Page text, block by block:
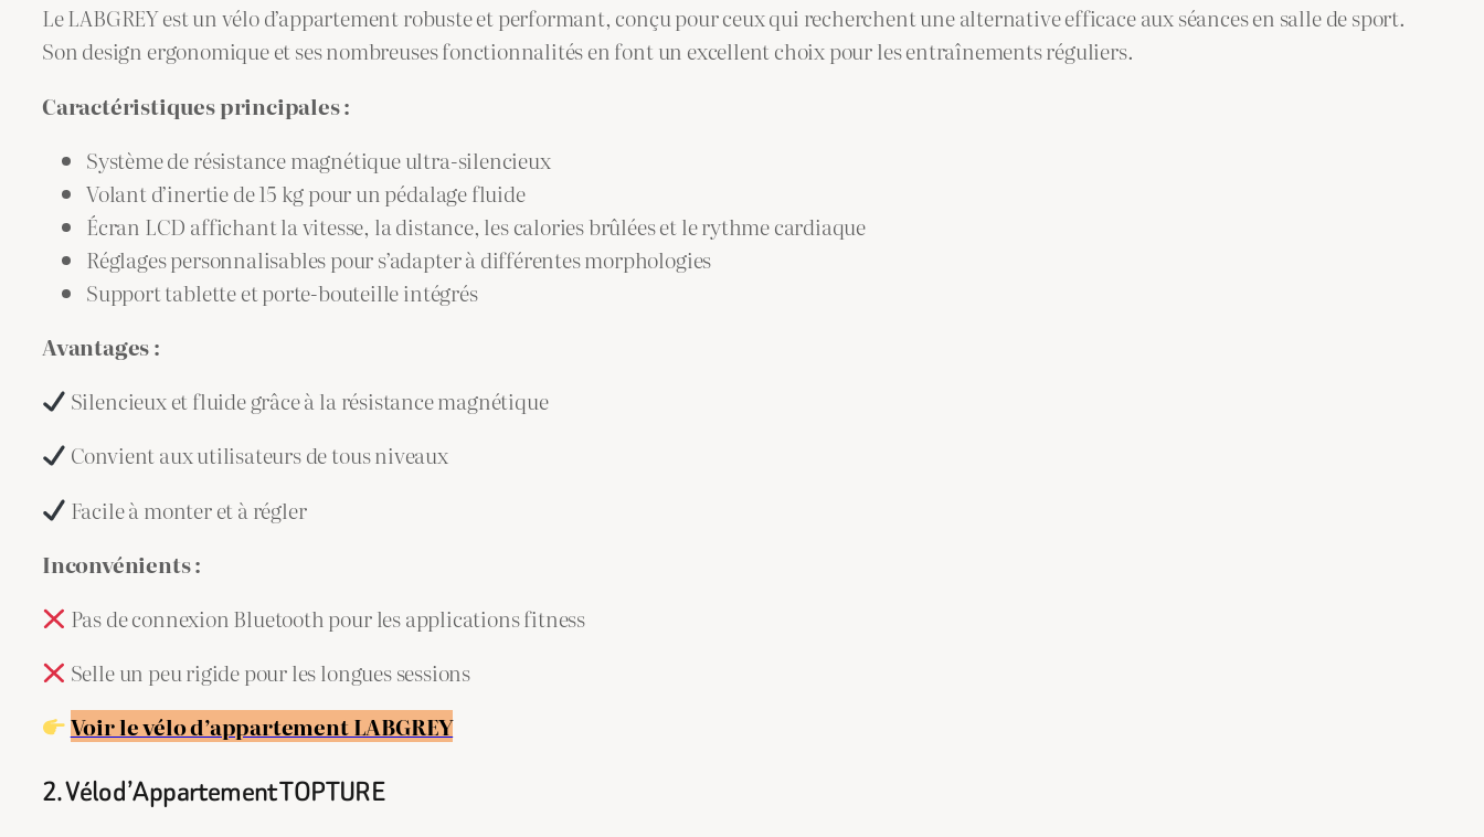
Le LABGREY est un vélo d’appartement robuste et performant, conçu pour ceux qui recherchent une alternative efficace aux séances en salle de sport.
Son design ergonomique et ses nombreuses fonctionnalités en font un excellent choix pour les entraînements réguliers.
Caractéristiques principales :
Système de résistance magnétique ultra-silencieux
Volant d’inertie de 15 kg pour un pédalage fluide
Écran LCD affichant la vitesse, la distance, les calories brûlées et le rythme cardiaque
Réglages personnalisables pour s’adapter à différentes morphologies
Support tablette et porte-bouteille intégrés
Avantages :
Silencieux et fluide grâce à la résistance magnétique
Convient aux utilisateurs de tous niveaux
Facile à monter et à régler
Inconvénients :
Pas de connexion Bluetooth pour les applications fitness
Selle un peu rigide pour les longues sessions
Voir le vélo d’appartement LABGREY
2. Vélo d’Appartement TOPTURE